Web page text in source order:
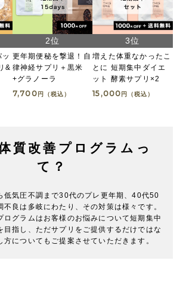
&
更年期便秘を撃退！自
律神経サプリ＋黒米
+グラノーラ
7,700 円（税込）
増えた体重なかったこ
とに 短期集中ダイエ
ット 酵素サプリ×2
15,000 円（税込）
質改善プログラムっ
て？
低気圧不調まで30代のプレ更年期、40代50
不良は多岐にわたり、その対策は様々です。
ログラムはお客様のお悩みについて短期集中
目指し、ただサプリをご提供するだけではな
方についてもご提案させていただきます。